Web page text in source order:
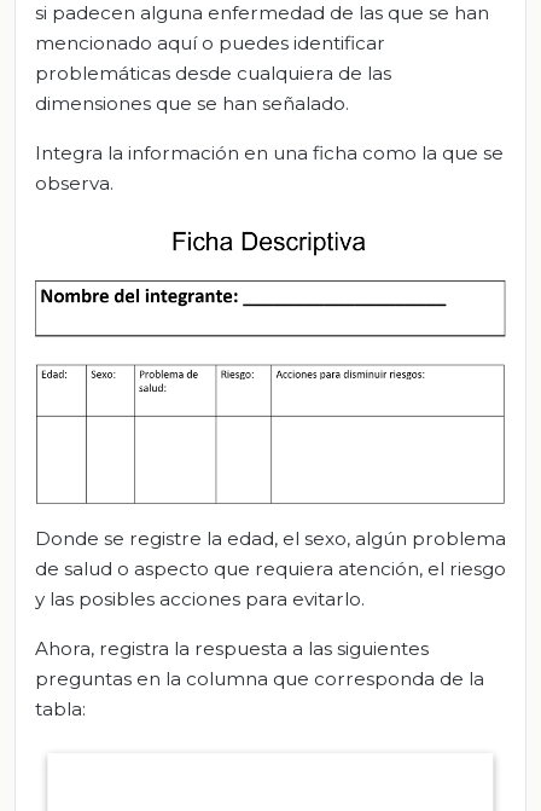
si padecen alguna enfermedad de las que se han
mencionado aquí o puedes identificar
problemáticas desde cualquiera de las
dimensiones que se han señalado.
Integra la información en una ficha como la que se
observa.
Donde se registre la edad, el sexo, algún problema
de salud o aspecto que requiera atención, el riesgo
y las posibles acciones para evitarlo.
Ahora, registra la respuesta a las siguientes
preguntas en la columna que corresponda de la
tabla: